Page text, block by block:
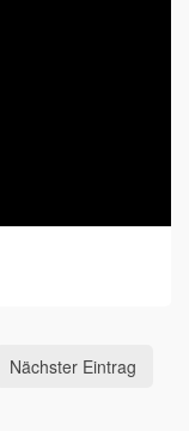
Nächster Eintrag